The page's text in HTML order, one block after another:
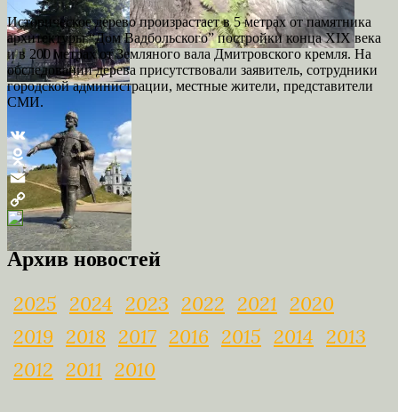
Историческое дерево произрастает в 5 метрах от памятника
архитектуры “Дом Вадбольского” постройки конца XIX века
и в 200 метрах от Земляного вала Дмитровского кремля. На
обследовании дерева присутствовали заявитель, сотрудники
городской администрации, местные жители, представители
СМИ.
VK
Odnoklassniki
Email
Copy
Link
Архив новостей
2025 2024 2023 2022 2021
2020
2019 2018 2017 2016 2015 2014 2013
2012 2011 2010